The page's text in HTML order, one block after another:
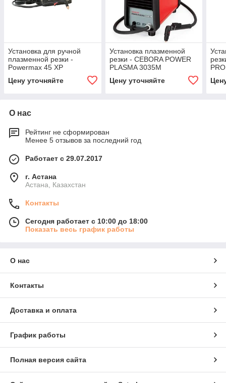
Установка для ручной
плазменной резки -
Powermax 45 XP
Цену уточняйте
Установка плазменной
резки - CEBORA POWER
PLASMA 3035M
Цену уточняйте
О нас
Рейтинг не сформирован
Менее 5 отзывов за последний год
Работает с 29.07.2017
г. Астана
Астана, Казахстан
Контакты
Сегодня работает с 10:00 до 18:00
Показать весь график работы
О нас
Контакты
Доставка и оплата
График работы
Полная версия сайта